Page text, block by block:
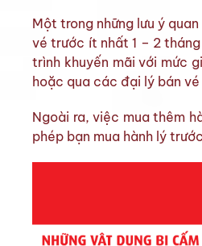
Một trong những lưu ý
vé trước ít nhất 1 – 2
trình khuyến mãi với mức
hoặc qua các đại lý bán
Ngoài ra, việc mua thêm
phép bạn mua hành lý